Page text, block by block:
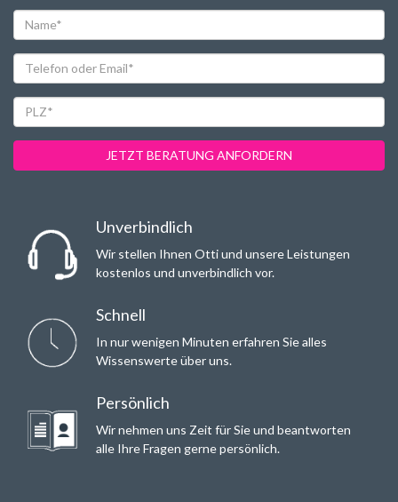
oder
Email*
JETZT BERATUNG ANFORDERN
Unverbindlich
Wir stellen Ihnen Otti und unsere Leistungen
kostenlos und unverbindlich vor.
Schnell
In nur wenigen Minuten erfahren Sie alles
Wissenswerte über uns.
Persönlich
Wir nehmen uns Zeit für Sie und beantworten
alle Ihre Fragen gerne persönlich.